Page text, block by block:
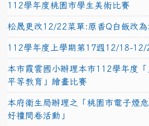
112學年度桃園市學生美術比賽
松晟更改12/22菜單:原香Q白飯改為
112學年度上學期第17週12/18-12/
本市霞雲國小辦理本市112學年度「
平等教育」繪畫比賽
本府衛生局辦理之「桃園市電子煙
好禮問卷活動」